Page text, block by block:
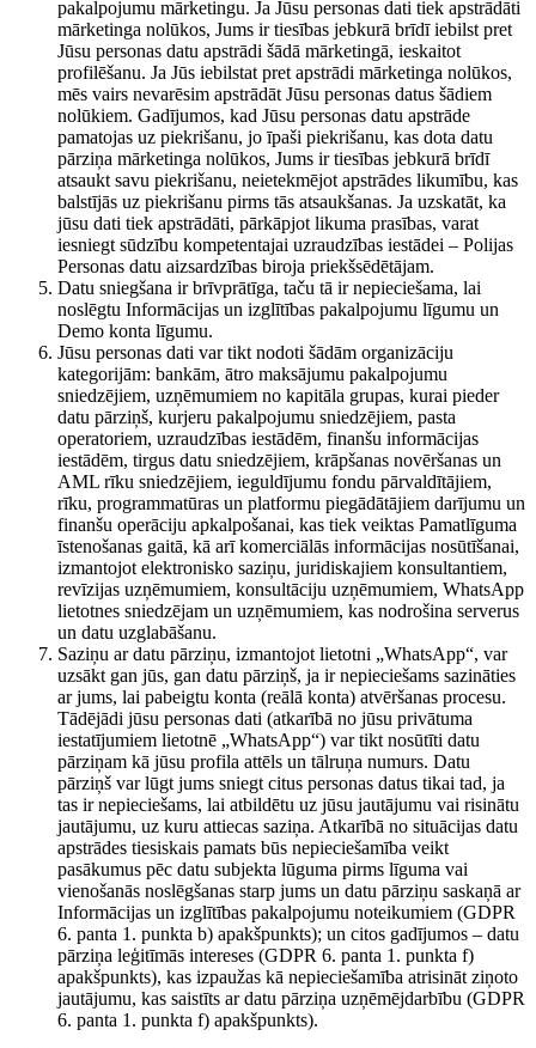
pakalpojumu mārketingu. Ja Jūsu personas dati tiek apstrādāti
mārketinga nolūkos, Jums ir tiesības jebkurā brīdī iebilst pret
Jūsu personas datu apstrādi šādā mārketingā, ieskaitot
profilēšanu. Ja Jūs iebilstat pret apstrādi mārketinga nolūkos,
mēs vairs nevarēsim apstrādāt Jūsu personas datus šādiem
nolūkiem. Gadījumos, kad Jūsu personas datu apstrāde
pamatojas uz piekrišanu, jo īpaši piekrišanu, kas dota datu
pārziņa mārketinga nolūkos, Jums ir tiesības jebkurā brīdī
atsaukt savu piekrišanu, neietekmējot apstrādes likumību, kas
balstījās uz piekrišanu pirms tās atsaukšanas. Ja uzskatāt, ka
jūsu dati tiek apstrādāti, pārkāpjot likuma prasības, varat
iesniegt sūdzību kompetentajai uzraudzības iestādei – Polijas
Personas datu aizsardzības biroja priekšsēdētājam.
Datu sniegšana ir brīvprātīga, taču tā ir nepieciešama, lai
noslēgtu Informācijas un izglītības pakalpojumu līgumu un
Demo konta līgumu.
Jūsu personas dati var tikt nodoti šādām organizāciju
kategorijām: bankām, ātro maksājumu pakalpojumu
sniedzējiem, uzņēmumiem no kapitāla grupas, kurai pieder
datu pārziņš, kurjeru pakalpojumu sniedzējiem, pasta
operatoriem, uzraudzības iestādēm, finanšu informācijas
iestādēm, tirgus datu sniedzējiem, krāpšanas novēršanas un
AML rīku sniedzējiem, ieguldījumu fondu pārvaldītājiem,
rīku, programmatūras un platformu piegādātājiem darījumu un
finanšu operāciju apkalpošanai, kas tiek veiktas Pamatlīguma
īstenošanas gaitā, kā arī komerciālās informācijas nosūtīšanai,
izmantojot elektronisko saziņu, juridiskajiem konsultantiem,
revīzijas uzņēmumiem, konsultāciju uzņēmumiem, WhatsApp
lietotnes sniedzējam un uzņēmumiem, kas nodrošina serverus
un datu uzglabāšanu.
Saziņu ar datu pārziņu, izmantojot lietotni „WhatsApp“, var
uzsākt gan jūs, gan datu pārziņš, ja ir nepieciešams sazināties
ar jums, lai pabeigtu konta (reālā konta) atvēršanas procesu.
Tādējādi jūsu personas dati (atkarībā no jūsu privātuma
iestatījumiem lietotnē „WhatsApp“) var tikt nosūtīti datu
pārziņam kā jūsu profila attēls un tālruņa numurs. Datu
pārziņš var lūgt jums sniegt citus personas datus tikai tad, ja
tas ir nepieciešams, lai atbildētu uz jūsu jautājumu vai risinātu
jautājumu, uz kuru attiecas saziņa. Atkarībā no situācijas datu
apstrādes tiesiskais pamats būs nepieciešamība veikt
pasākumus pēc datu subjekta lūguma pirms līguma vai
vienošanās noslēgšanas starp jums un datu pārziņu saskaņā ar
Informācijas un izglītības pakalpojumu noteikumiem (GDPR
6. panta 1. punkta b) apakšpunkts); un citos gadījumos – datu
pārziņa leģitīmās intereses (GDPR 6. panta 1. punkta f)
apakšpunkts), kas izpaužas kā nepieciešamība atrisināt ziņoto
jautājumu, kas saistīts ar datu pārziņa uzņēmējdarbību (GDPR
6. panta 1. punkta f) apakšpunkts).